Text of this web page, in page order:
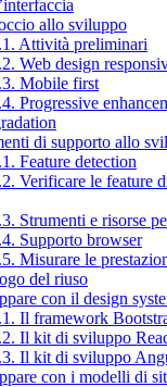
allo sviluppo
Attività preliminari
Web design
Mobile first
Progressive
di supporto allo
Feature detection
Verificare le feature
Strumenti e risorse
Supporto browser
Misurare le
del riuso
con il design
Il framework
Il kit di sviluppo
Il kit di sviluppo
con i modelli di